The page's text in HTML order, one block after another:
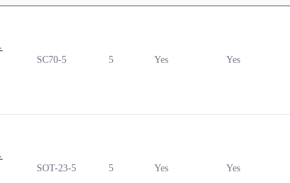
SC70-5 5 Yes Yes
SOT-23-5 5 Yes Yes